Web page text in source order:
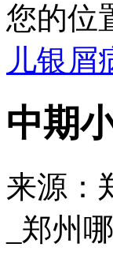
您的位
儿银屑
中期
来源：
_郑州